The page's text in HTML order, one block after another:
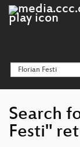
Search
Festi"